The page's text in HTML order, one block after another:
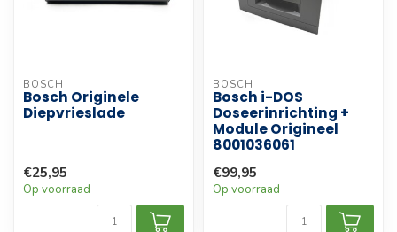
BOSCH
Bosch Originele
Diepvrieslade
€25,95
Op voorraad
BOSCH
Bosch i-DOS
Doseerinrichting +
Module Origineel
8001036061
€99,95
Op voorraad